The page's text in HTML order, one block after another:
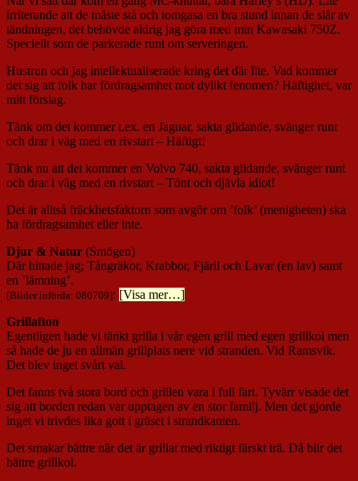
irriterande att de måste stå och tomgasa en bra stund innan de slår av
tändningen, det behövde aldrig jag göra med min Kawasaki 750Z.
Speciellt som de parkerade runt om serveringen.
Hustrun och jag intellektualiserade kring det där lite. Vad kommer
det sig att folk har fördragsamhet mot dylikt fenomen? Häftighet, var
mitt förslag.
Tänk om det kommer t.ex. en Jaguar, sakta glidande, svänger runt
och drar i väg med en rivstart – Häftigt!
Tänk nu att det kommer en Volvo 740, sakta glidande, svänger runt
och drar i väg med en rivstart – Tönt och djävla idiot!
Det är alltså fräckhetsfaktorn som avgör om ’folk’ (menigheten) ska
ha fördragsamhet eller inte.
Djur & Natur (Smögen)
Där hittade jag; Tångräkor, Krabbor, Fjäril och Lavar (en lav) samt
en ’lämning’.
[Bilder införda: 080709]: [Visa mer…]
Grillafton
Egentligen hade vi tänkt grilla i vår egen grill med egen grillkol men
så hade de ju en allmän grillplats nere vid stranden. Vid Ramsvik.
Det blev inget svårt val.
Det fanns två stora bord och grillen vara i full fart. Tyvärr visade det
sig att borden redan var upptagen av en stor familj. Men det gjorde
inget vi trivdes lika gott i gräset i strandkanten.
Det smakar bättre när det är grillat med riktigt färskt trä. Då blir det
bättre grillkol.